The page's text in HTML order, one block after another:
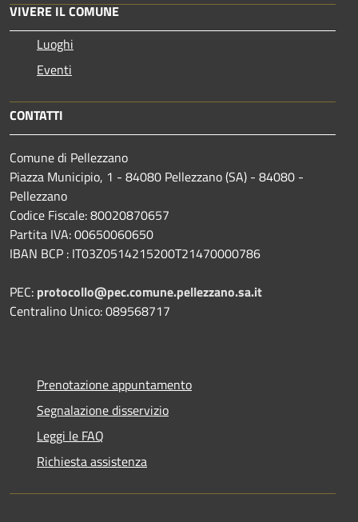
VIVERE IL COMUNE
Luoghi
Eventi
CONTATTI
Comune di Pellezzano
Piazza Municipio, 1 - 84080 Pellezzano (SA) - 84080 -
Pellezzano
Codice Fiscale: 80020870657
Partita IVA: 00650060650
IBAN BCP : IT03Z0514215200T21470000786
PEC: protocollo@pec.comune.pellezzano.sa.it
Centralino Unico: 089568717
Prenotazione appuntamento
Segnalazione disservizio
Leggi le FAQ
Richiesta assistenza